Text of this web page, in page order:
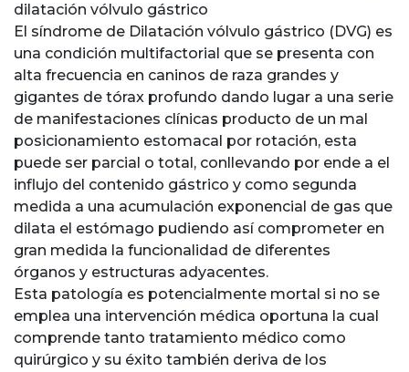
dilatación vólvulo gástrico
El síndrome de Dilatación vólvulo gástrico (DVG) es
una condición multifactorial que se presenta con
alta frecuencia en caninos de raza grandes y
gigantes de tórax profundo dando lugar a una serie
de manifestaciones clínicas producto de un mal
posicionamiento estomacal por rotación, esta
puede ser parcial o total, conllevando por ende a el
influjo del contenido gástrico y como segunda
medida a una acumulación exponencial de gas que
dilata el estómago pudiendo así comprometer en
gran medida la funcionalidad de diferentes
órganos y estructuras adyacentes.
Esta patología es potencialmente mortal si no se
emplea una intervención médica oportuna la cual
comprende tanto tratamiento médico como
quirúrgico y su éxito también deriva de los